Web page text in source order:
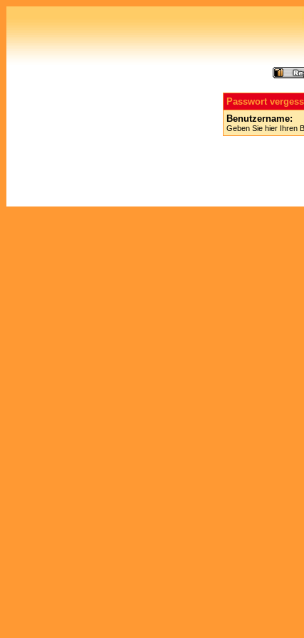
Passwort
Benutzername:
Geben Sie hier Ihren